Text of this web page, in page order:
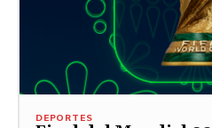
DEPORTES